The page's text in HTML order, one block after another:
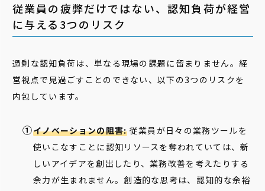
従業員の疲弊だけではない、認知負荷が経営
に与える3つのリスク
過剰な認知負荷は、単なる現場の課題に留まりません。経
営視点で見過ごすことのできない、以下の3つのリスクを
内包しています。
イノベーションの阻害:従業員が日々の業務ツールを
使いこなすことに認知リソースを奪われていては、新
しいアイデアを創出したり、業務改善を考えたりする
余力が生まれません。創造的な思考は、認知的な余裕